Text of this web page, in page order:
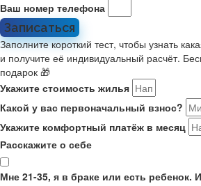
Ваш номер телефона
Записаться
Заполните короткий тест, чтобы узнать
и получите её индивидуальный расчёт.
подарок 🎁
Укажите стоимость жилья
Какой у вас первоначальный взнос?
Укажите комфортный платёж в месяц
Расскажите о себе
Мне 21-35, я в браке или есть ребенок.